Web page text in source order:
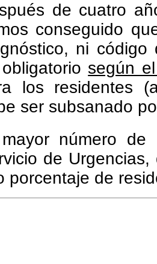
de cuatro
conseguido
ni
según
los residentes
ser subsanado
número de
de
porcentaje de